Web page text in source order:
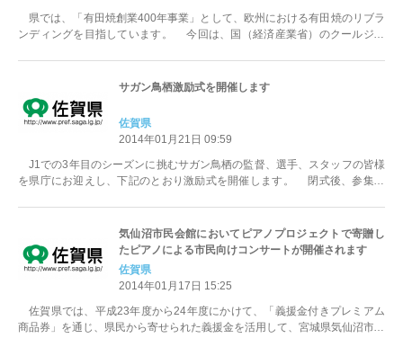
県では、「有田焼創業400年事業」として、欧州における有田焼のリブラ
ンディングを目指しています。 今回は、国（経済産業省）のクールジャ
サガン鳥栖激励式を開催します
佐賀県
2014年01月21日 09:59
J1での3年目のシーズンに挑むサガン鳥栖の監督、選手、スタッフの皆様
を県庁にお迎えし、下記のとおり激励式を開催します。 閉式後、参集者
気仙沼市民会館においてピアノプロジェクトで寄贈し
たピアノによる市民向けコンサートが開催されます
佐賀県
2014年01月17日 15:25
佐賀県では、平成23年度から24年度にかけて、「義援金付きプレミアム
商品券」を通じ、県民から寄せられた義援金を活用して、宮城県気仙沼市の